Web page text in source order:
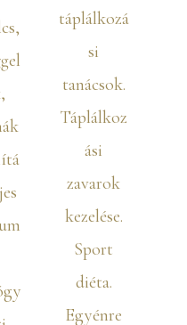
táplálkozá
si
tanácsok.
Táplálkoz
ási
zavarok
kezelése.
Sport
diéta.
Egyénre